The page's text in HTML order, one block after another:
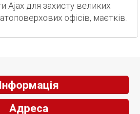
Ajax для захисту великих
офісів, маєтків.
Інформація
Адреса